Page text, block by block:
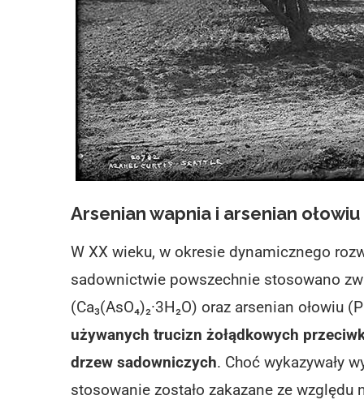
Arsenian wapnia i arsenian
W XX wieku, w okresie dynamicznego
sadownictwie powszechnie stosowano
(Ca₃(AsO₄)₂·3H₂O) oraz arsenian ołowiu
używanych trucizn żołądkowych
drzew sadowniczych. Choć wykazywały
stosowanie zostało zakazane ze względu